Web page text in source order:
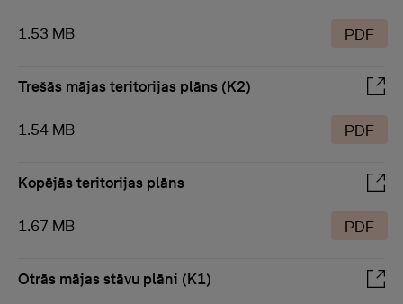
1.53 MB PDF
Trešās mājas teritorijas plāns (K2)
1.54 MB PDF
Kopējās teritorijas plāns
1.67 MB PDF
Otrās mājas stāvu plāni (K1)